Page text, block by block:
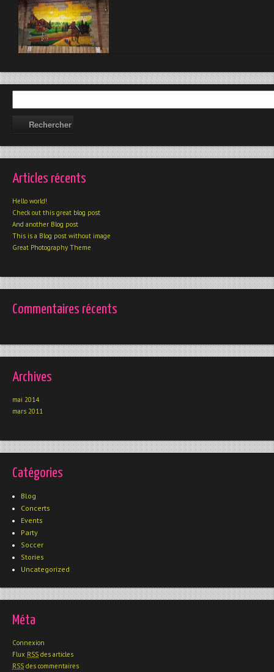
Articles récents
Hello world!
Check out this great blog post
And another Blog post
This is a Blog post without image
Great Photography Theme
Commentaires récents
Archives
mai 2014
mars 2011
Catégories
Blog
Concerts
Events
Party
Soccer
Stories
Uncategorized
Méta
Connexion
Flux RSS des articles
RSS des commentaires